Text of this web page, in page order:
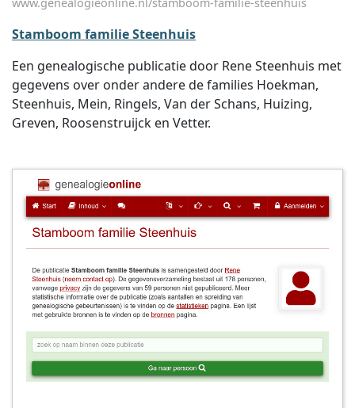
Stamboom familie Steenhuis
Een genealogische publicatie door Rene Steenhuis met
gegevens over onder andere de families Hoekman,
Steenhuis, Mein, Ringels, Van der Schans, Huizing,
Greven, Roosenstruijck en Vetter.